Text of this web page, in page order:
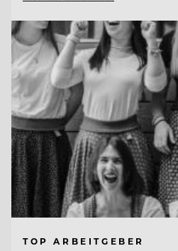
TOP ARBEITGEBER